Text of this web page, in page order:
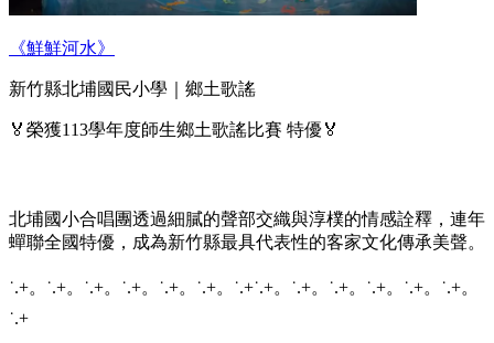
《鮮鮮河水》
新竹縣北埔國民小學｜鄉土歌謠
🏅榮獲113學年度師生鄉土歌謠比賽 特優🏅
北埔國小合唱團透過細膩的聲部交織與淳樸的情感詮釋，連年
蟬聯全國特優，成為新竹縣最具代表性的客家文化傳承美聲。
˙.+。˙.+。˙.+。˙.+。˙.+。˙.+。˙.+˙.+。˙.+。˙.+。˙.+。˙.+。˙.+。
˙.+